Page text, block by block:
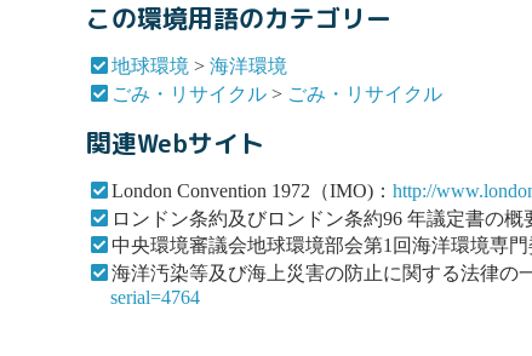
この環境用語のカテゴリー
地球環境 >海洋環境
ごみ・リサイクル > ごみ・リサイクル
関連Webサイト
London Convention 1972（IMO)：http://
ロンドン条約及びロンドン条約96 年議定書の
中央環境審議会地球環境部会第1回海洋環境専
海洋汚染等及び海上災害の防止に関する法律の
serial=4764